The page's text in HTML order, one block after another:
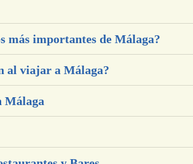
más importantes de Málaga?
al viajar a Málaga?
Málaga